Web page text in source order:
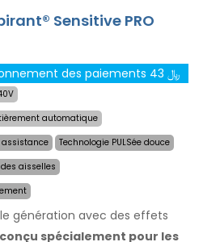
Sensitive PRO
Formulaire de fractionnement des paiements 43 ﷼
automatique
Technologie PULSée douce
aisselles
génération avec des effets
conçu spécialement pour les